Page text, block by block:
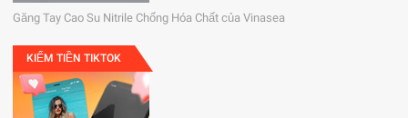
Găng Tay Cao Su Nitrile Chống Hóa Chất của Vinasea
KIẾM TIỀN TIKTOK